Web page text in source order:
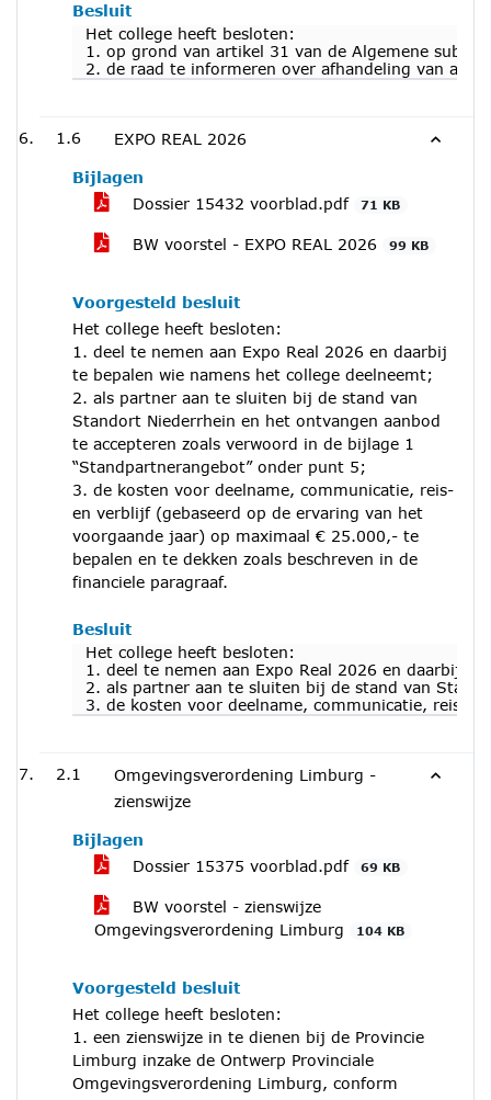
Besluit
Het college heeft besloten:
1. op grond van artikel 31 van de Algemene
2. de raad te informeren over afhandeling van
1.6 EXPO REAL 2026
Bijlagen
Dossier 15432 voorblad.pdf
71 KB
BW voorstel - EXPO REAL 2026 99 KB
Voorgesteld besluit
Het college heeft besloten:
1. deel te nemen aan Expo Real 2026 en daarbij
te bepalen wie namens het college deelneemt;
2. als partner aan te sluiten bij de stand van
Standort Niederrhein en het ontvangen aanbod
te accepteren zoals verwoord in de bijlage 1
“Standpartnerangebot” onder punt 5;
3. de kosten voor deelname, communicatie, reis-
en verblijf (gebaseerd op de ervaring van het
voorgaande jaar) op maximaal € 25.000,- te
bepalen en te dekken zoals beschreven in de
financiele paragraaf.
Besluit
Het college heeft besloten:
1. deel te nemen aan Expo Real 2026 en daarbij
2. als partner aan te sluiten bij de stand van
3. de kosten voor deelname, communicatie, reis-
2.1
Omgevingsverordening Limburg -
zienswijze
Bijlagen
Dossier 15375 voorblad.pdf
69 KB
BW voorstel - zienswijze
Omgevingsverordening Limburg
104 KB
Voorgesteld besluit
Het college heeft besloten:
1. een zienswijze in te dienen bij de Provincie
Limburg inzake de Ontwerp Provinciale
Omgevingsverordening Limburg, conform